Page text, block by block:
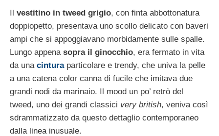
Il vestitino in tweed grigio, con finta abbottonatura
doppiopetto, presentava uno scollo delicato con baveri
ampi che si appoggiavano morbidamente sulle spalle.
Lungo appena sopra il ginocchio, era fermato in vita
da una cinturaparticolare e trendy, che univa la pelle
a una catena color canna di fucile che imitava due
grandi nodi da marinaio. Il mood un po’ retrò del
tweed, uno dei grandi classici very british, veniva così
sdrammatizzato da questo dettaglio contemporaneo
dalla linea inusuale.